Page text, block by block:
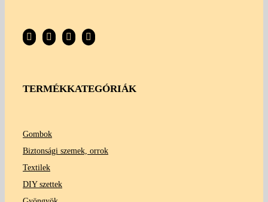
TERMÉKKATEGÓRIÁK
Gombok
Biztonsági szemek, orrok
Textilek
DIY szettek